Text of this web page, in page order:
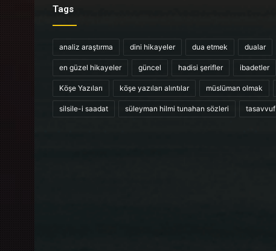
Tags
analiz araştırma dini hikayeler dua etmek dualar
en güzel hikayeler güncel hadisi şerifler ibadetler
Köşe Yazıları köşe yazıları alıntılar müslüman olmak
silsile-i saadat süleyman hilmi tunahan sözleri tasavvuf